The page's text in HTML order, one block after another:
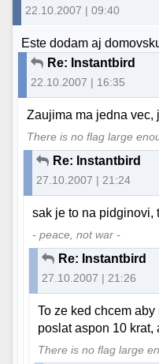
22.10.2007 | 09:40
Este dodam aj
Re: Instantbird
22.10.2007 | 16:35
Zaujima ma jedna vec,
There is no flag large
Re: Instantbird
27.10.2007 | 21:24
sak je to na pidginovi,
- peace, not war -
Re: Instantbird
27.10.2007 | 21:26
To ze ked chcem
poslat aspon 10 krat,
There is no flag large